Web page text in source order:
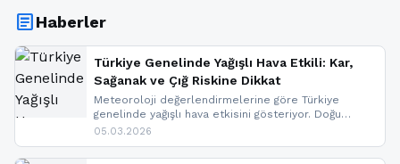
articleHaberler
Türkiye Genelinde Yağışlı Hava Etkili: Kar,
Sağanak ve Çığ Riskine Dikkat
Meteoroloji değerlendirmelerine göre Türkiye
genelinde yağışlı hava etkisini gösteriyor. Doğu
bölgelerinde kar yağışı beklenirken Marmara ve
ise çığ tehlikesi bulunuyor. İç kesimlerde sis ve pus
05.03.2026